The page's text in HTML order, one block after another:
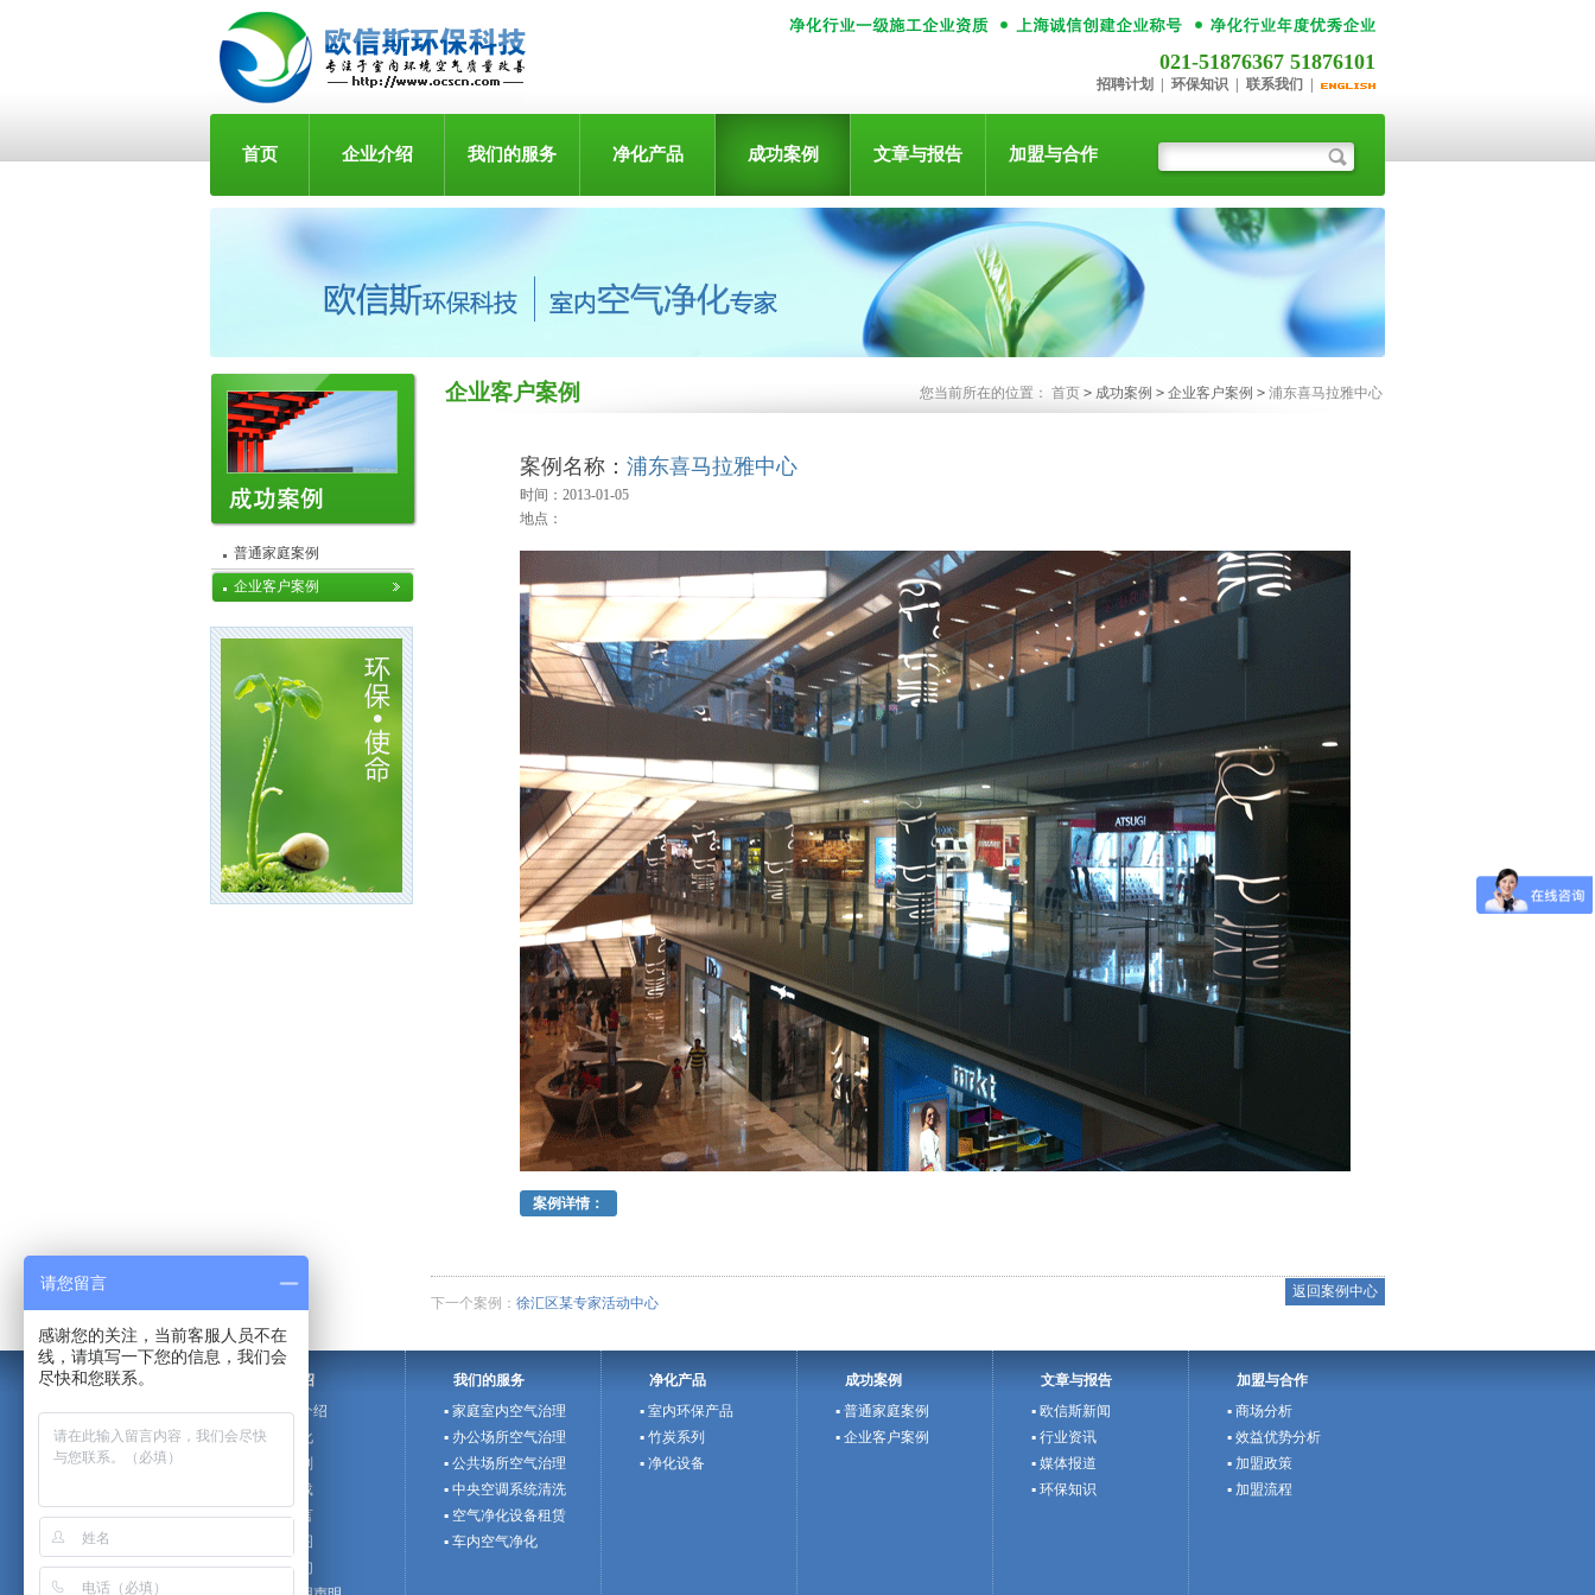
021-51876367 51876101
招聘计划 环保知识 联系我们
首页 企业介绍 我们的服务 净化产品 成功案例 文章与报告 加盟与合作
普通家庭案例
企业客户案例
企业客户案例 您当前所在的位置： 首页 > 成功案例 > 企业客户案例 > 浦东喜马拉雅中心
案例名称： 浦东喜马拉雅中心
时间：2013-01-05
地点：
案例详情：
下一个案例： 徐汇区某专家活动中心
返回案例中心
企业介绍
▪ 欧信斯介绍
▪ 企业文化
▪ 招聘计划
▪ 文件下载
▪ 在线留言
▪ 网站地图
▪ 联系我们
我们的服务
▪ 家庭室内空气治理
▪ 办公场所空气治理
▪ 公共场所空气治理
▪ 中央空调系统清洗
▪ 空气净化设备租赁
▪ 车内空气净化
净化产品
▪ 室内环保产品
▪ 竹炭系列
▪ 净化设备
成功案例
▪ 普通家庭案例
▪ 企业客户案例
文章与报告
▪ 欧信斯新闻
▪ 行业资讯
▪ 媒体报道
▪ 环保知识
加盟与合作
▪ 商场分析
▪ 效益优势分析
▪ 加盟政策
▪ 加盟流程
请您留言
感谢您的关注，当前客服人员不在
线，请填写一下您的信息，我们会
尽快和您联系。